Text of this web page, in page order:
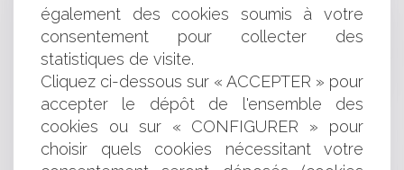
l'ARCE et de l’ARE au 1er avril 2025
Un rapport d'expertise judiciaire ne peut-être opposé à
un tiers que si ses conclusions sont corroborées par
d'autres éléments du dossier
Contrat de soutien aux jeunes sportifs : dernières
précisions sur les clauses abusives
Compétence internationale des juridictions françaises :
nature délictuelle de l’action en rupture brutale !
également des cookies soumis à votre
consentement pour collecter des
statistiques de visite.
Cliquez ci-dessous sur « ACCEPTER » pour
accepter le dépôt de l'ensemble des
cookies ou sur « CONFIGURER » pour
choisir quels cookies nécessitant votre